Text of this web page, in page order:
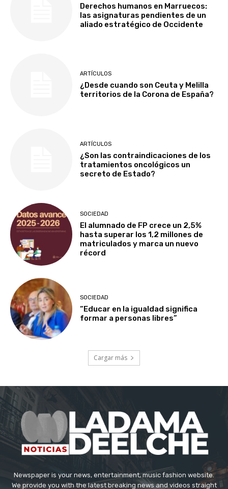
Derechos humanos en Marruecos:
las asignaturas pendientes de un
aliado estratégico de Occidente
ARTÍCULOS
¿Desde cuando son Ceuta y Melilla
territorios de la Corona de España?
ARTÍCULOS
¿Son las contraindicaciones de los
tratamientos oncológicos un
secreto de Estado?
SOCIEDAD
El alumnado de FP crece un 2,5%
hasta superar los 1,2 millones de
matriculados y marca un nuevo
récord
SOCIEDAD
“Educar en la igualdad significa
formar a personas libres”
Cargar más
Newspaper is your news, entertainment, music fashion website.
We provide you with the latest breaking news and videos straight